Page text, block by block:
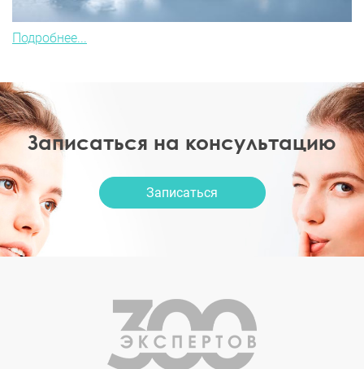
Подробнее...
Записаться на консультацию
Записаться